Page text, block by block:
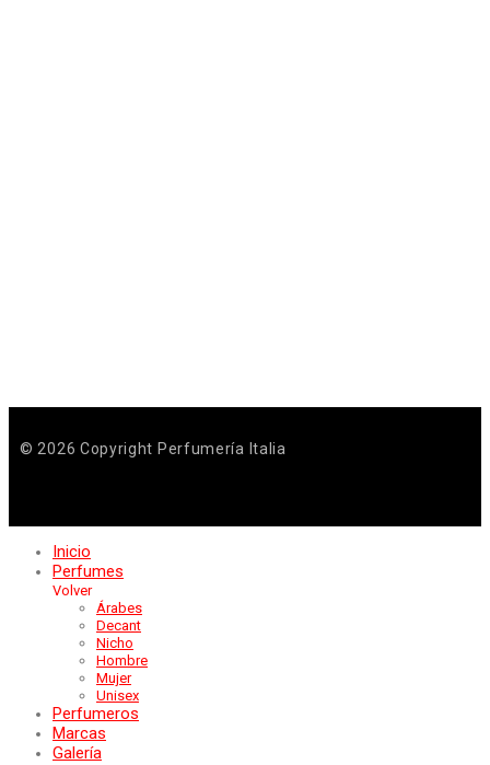
© 2026 Copyright Perfumería Italia
Inicio
Perfumes
Volver
Árabes
Decant
Nicho
Hombre
Mujer
Unisex
Perfumeros
Marcas
Galería